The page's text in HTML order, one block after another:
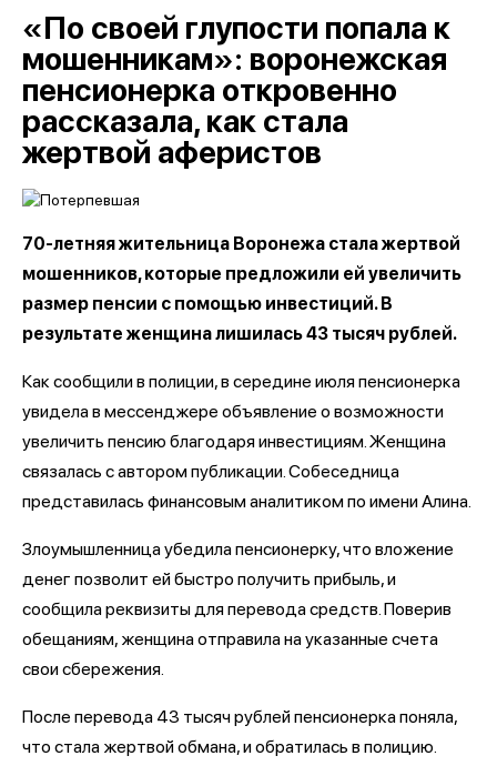
«По своей глупости попала к
мошенникам»: воронежская
пенсионерка откровенно
рассказала, как стала
жертвой аферистов
70-летняя жительница Воронежа стала жертвой
мошенников, которые предложили ей увеличить
размер пенсии с помощью инвестиций. В
результате женщина лишилась 43 тысяч рублей.
Как сообщили в полиции, в середине июля пенсионерка
увидела в мессенджере объявление о возможности
увеличить пенсию благодаря инвестициям. Женщина
связалась с автором публикации. Собеседница
представилась финансовым аналитиком по имени Алина.
Злоумышленница убедила пенсионерку, что вложение
денег позволит ей быстро получить прибыль, и
сообщила реквизиты для перевода средств. Поверив
обещаниям, женщина отправила на указанные счета
свои сбережения.
После перевода 43 тысяч рублей пенсионерка поняла,
что стала жертвой обмана, и обратилась в полицию.